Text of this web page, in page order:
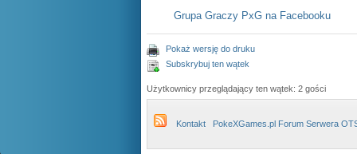
Grupa Graczy PxG na Facebooku
Pokaż wersję do druku
Subskrybuj ten wątek
Użytkownicy przeglądający ten wątek: 2 gości
Kontakt PokeXGames.pl Forum Serwera